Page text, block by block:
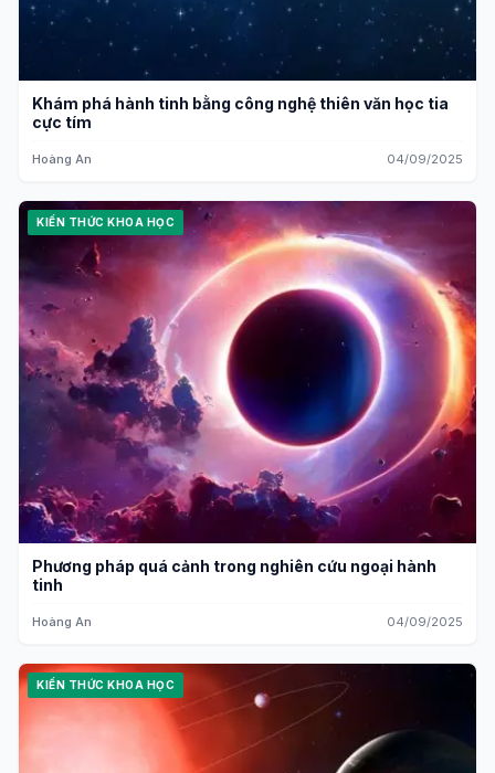
Khám phá hành tinh bằng công nghệ thiên văn học tia
cực tím
Hoàng An 04/09/2025
KIẾN THỨC KHOA HỌC
Phương pháp quá cảnh trong nghiên cứu ngoại hành
tinh
Hoàng An 04/09/2025
KIẾN THỨC KHOA HỌC